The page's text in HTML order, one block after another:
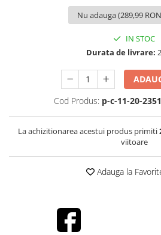
IN STOC
Durata de livrare:
Cod Produs: p-c-11-20-
La achizitionarea acestui produs primiti
viitoare
Adauga la